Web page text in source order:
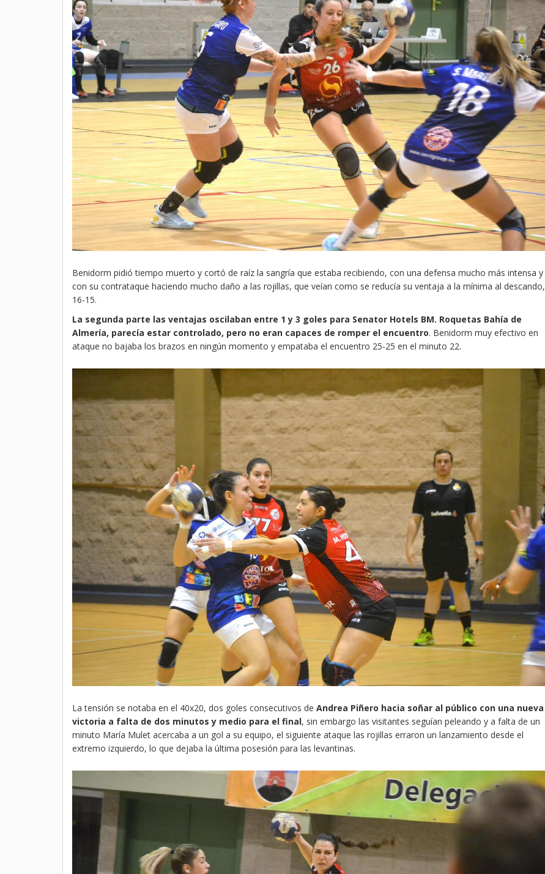
Benidorm pidió tiempo muerto y cortó de raíz la sangría que estaba recibiendo, con una defensa mucho más intensa y
con su contrataque haciendo mucho daño a las rojillas, que veían como se reducía su ventaja a la mínima al descando,
16-15.
La segunda parte las ventajas oscilaban entre 1 y 3 goles para Senator Hotels BM. Roquetas Bahía de
Almería, parecía estar controlado, pero no eran capaces de romper el encuentro. Benidorm muy efectivo en
ataque no bajaba los brazos en ningún momento y empataba el encuentro 25-25 en el minuto 22.
La tensión se notaba en el 40x20, dos goles consecutivos de Andrea Piñero hacia soñar al público con una nueva
victoria a falta de dos minutos y medio para el final, sin embargo las visitantes seguían peleando y a falta de un
minuto María Mulet acercaba a un gol a su equipo, el siguiente ataque las rojillas erraron un lanzamiento desde el
extremo izquierdo, lo que dejaba la última posesión para las levantinas.